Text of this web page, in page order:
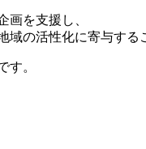
画を支援し、
域の活性化に寄与する
す。